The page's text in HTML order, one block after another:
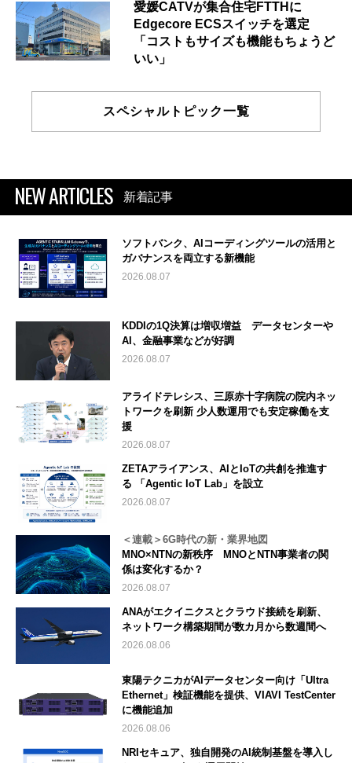
愛媛CATVが集合住宅FTTHに
Edgecore ECSスイッチを選定
「コストもサイズも機能もちょうど
いい」
スペシャルトピック一覧
NEW ARTICLES 新着記事
ソフトバンク、AIコーディングツールの活用と
ガバナンスを両立する新機能
2026.08.07
KDDIの1Q決算は増収増益 データセンターや
AI、金融事業などが好調
2026.08.07
アライドテレシス、三原赤十字病院の院内ネッ
トワークを刷新 少人数運用でも安定稼働を支
援
2026.08.07
ZETAアライアンス、AIとIoTの共創を推進す
る 「Agentic IoT Lab」を設立
2026.08.07
＜連載＞6G時代の新・業界地図
MNO×NTNの新秩序 MNOとNTN事業者の関
係は変化するか？
2026.08.07
ANAがエクイニクスとクラウド接続を刷新、
ネットワーク構築期間が数カ月から数週間へ
2026.08.06
東陽テクニカがAIデータセンター向け「Ultra
Ethernet」検証機能を提供、VIAVI TestCenter
に機能追加
2026.08.06
NRIセキュア、独自開発のAI統制基盤を導入し